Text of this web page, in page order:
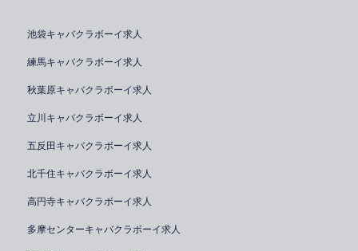
池袋キャバクラボーイ求人
練馬キャバクラボーイ求人
秋葉原キャバクラボーイ求人
立川キャバクラボーイ求人
五反田キャバクラボーイ求人
北千住キャバクラボーイ求人
高円寺キャバクラボーイ求人
多摩センターキャバクラボーイ求人